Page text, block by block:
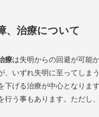
、治療について
療は失明からの回避が可能
、いずれ失明に至ってしま
下げる治療が中心となりま
行う事もあります。ただし